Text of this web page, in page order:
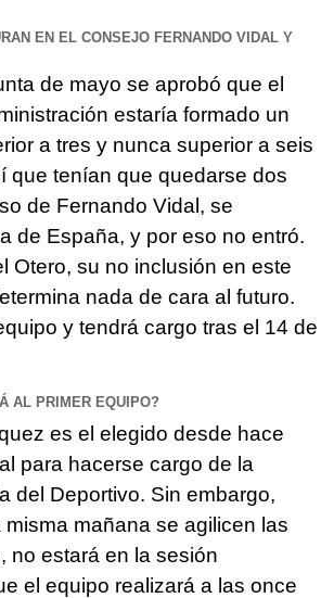
EN EL CONSEJO FERNANDO VIDAL Y
de mayo se aprobó que el
estaría formado un
a tres y nunca superior a seis
que tenían que quedarse dos
de Fernando Vidal, se
de España, y por eso no entró.
Otero, su no inclusión en este
nada de cara al futuro.
y tendrá cargo tras el 14 de
AL PRIMER EQUIPO?
es el elegido desde hace
para hacerse cargo de la
del Deportivo. Sin embargo,
mañana se agilicen las
no estará en la sesión
el equipo realizará a las once